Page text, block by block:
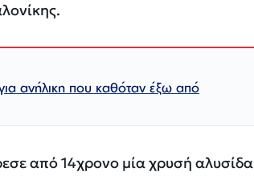
ανήλικη που καθόταν έξω από
από 14χρονο μία χρυσή αλυσίδα